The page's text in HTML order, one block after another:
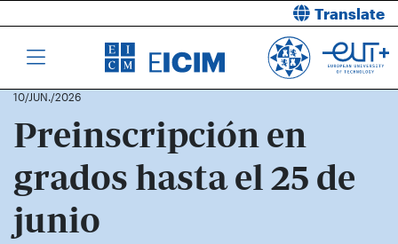
Translate
10/JUN./2026
Preinscripción en
grados hasta el 25 de
junio